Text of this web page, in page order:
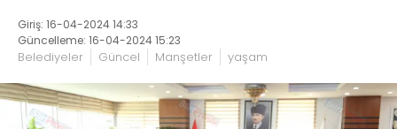
Giriş: 16-04-2024 14:33
Güncelleme: 16-04-2024 15:23
Belediyeler Güncel Manşetler yaşam